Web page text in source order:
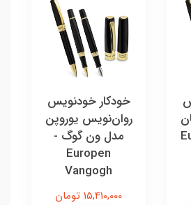
خودکار خودنویس
روان‌نویس یوروپن
مدل ون گوگ -
Europen
Vangogh
15,410,000 تومان